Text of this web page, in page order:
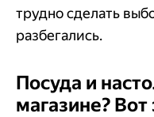
трудно сделать
разбегались.
Посуда и
магазине? Вот